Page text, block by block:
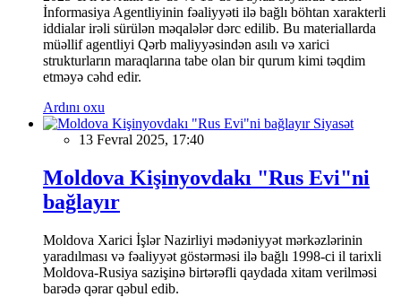
İnformasiya Agentliyinin fəaliyyəti ilə bağlı böhtan xarakterli
iddialar irəli sürülən məqalələr dərc edilib. Bu materiallarda
müəllif agentliyi Qərb maliyyəsindən asılı və xarici
strukturların maraqlarına tabe olan bir qurum kimi təqdim
etməyə cəhd edir.
Ardını oxu
Siyasət
13 Fevral 2025, 17:40
Moldova Kişinyovdakı "Rus Evi"ni
bağlayır
Moldova Xarici İşlər Nazirliyi mədəniyyət mərkəzlərinin
yaradılması və fəaliyyət göstərməsi ilə bağlı 1998-ci il tarixli
Moldova-Rusiya sazişinə birtərəfli qaydada xitam verilməsi
barədə qərar qəbul edib.